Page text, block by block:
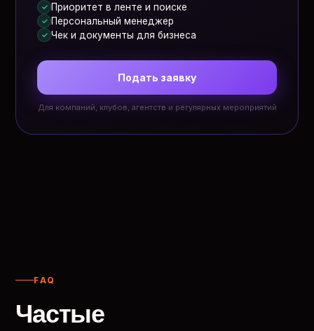
✓ Приоритет в ленте и поиске
✓ Персональный менеджер
✓ Чек и документы для бизнеса
Подать заявку
Для компаний, клубов, агентств и регулярных мероприятий
FAQ
Частые